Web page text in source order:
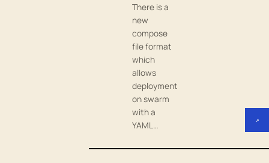
There is a
new
compose
file format
which
allows
deployment
on swarm
with a
YAML…
↗